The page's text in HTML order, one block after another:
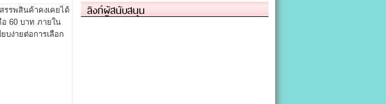
รรพสินค้าคงเคยได้
60 บาท ภายใน
บง่ายต่อการเลือก
ลิงก์ผู้สนับสนุน